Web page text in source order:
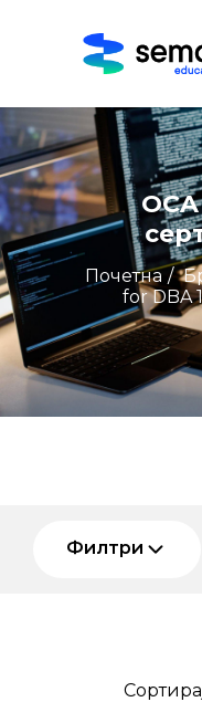
Почетна /
for DBA
Филтри